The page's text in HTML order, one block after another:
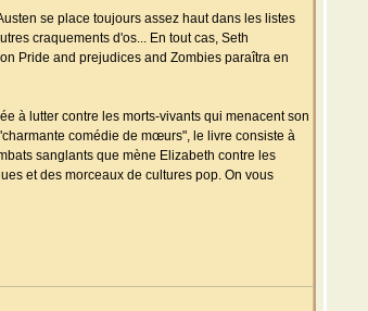
se place toujours assez haut dans les listes
craquements d'os... En tout cas, Seth
Pride and prejudices and Zombies paraîtra en
à lutter contre les morts-vivants qui menacent son
comédie de mœurs", le livre consiste à
sanglants que mène Elizabeth contre les
et des morceaux de cultures pop. On vous